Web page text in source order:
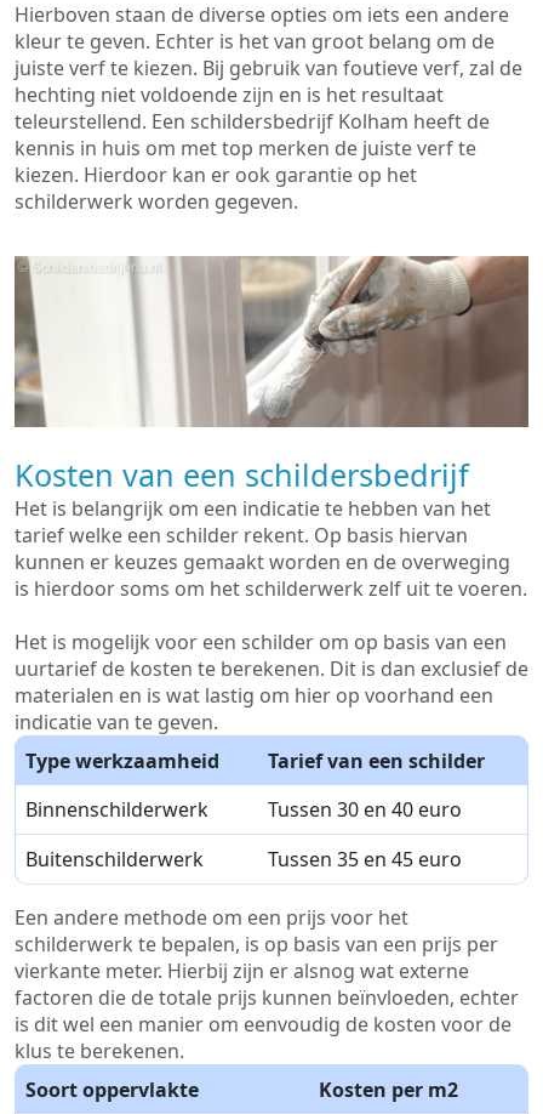
Hierboven staan de diverse opties om iets een andere
kleur te geven. Echter is het van groot belang om de
juiste verf te kiezen. Bij gebruik van foutieve verf, zal de
hechting niet voldoende zijn en is het resultaat
teleurstellend. Een schildersbedrijf Kolham heeft de
kennis in huis om met top merken de juiste verf te
kiezen. Hierdoor kan er ook garantie op het
schilderwerk worden gegeven.
Kosten van een schildersbedrijf
Het is belangrijk om een indicatie te hebben van het
tarief welke een schilder rekent. Op basis hiervan
kunnen er keuzes gemaakt worden en de overweging
is hierdoor soms om het schilderwerk zelf uit te voeren.
Het is mogelijk voor een schilder om op basis van een
uurtarief de kosten te berekenen. Dit is dan exclusief de
materialen en is wat lastig om hier op voorhand een
indicatie van te geven.
Type werkzaamheid
Tarief van een schilder
Binnenschilderwerk
Tussen 30 en 40 euro
Buitenschilderwerk
Tussen 35 en 45 euro
Een andere methode om een prijs voor het
schilderwerk te bepalen, is op basis van een prijs per
vierkante meter. Hierbij zijn er alsnog wat externe
factoren die de totale prijs kunnen beïnvloeden, echter
is dit wel een manier om eenvoudig de kosten voor de
klus te berekenen.
Soort oppervlakte
Kosten per m2